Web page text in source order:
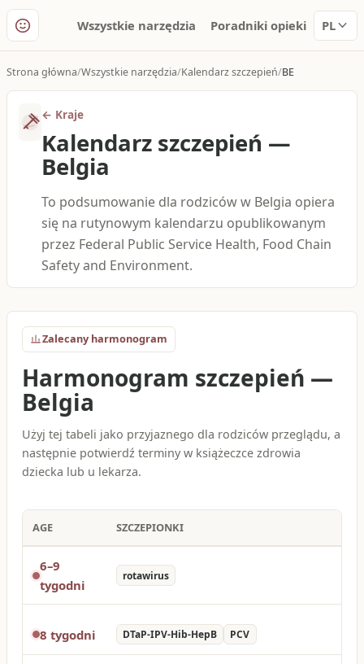
Wszystkie narzędzia Poradniki opieki PL
Strona główna Wszystkie narzędzia Kalendarz szczepień BE
← Kraje
Kalendarz szczepień —
Belgia
To podsumowanie dla rodziców w Belgia opiera
się na rutynowym kalendarzu opublikowanym
przez Federal Public Service Health, Food Chain
Safety and Environment.
Zalecany harmonogram
Harmonogram szczepień —
Belgia
Użyj tej tabeli jako przyjaznego dla rodziców przeglądu, a
następnie potwierdź terminy w książeczce zdrowia
dziecka lub u lekarza.
AGE SZCZEPIONKI
6–9
tygodni
rotawirus
8 tygodni DTaP-IPV-Hib-HepB PCV